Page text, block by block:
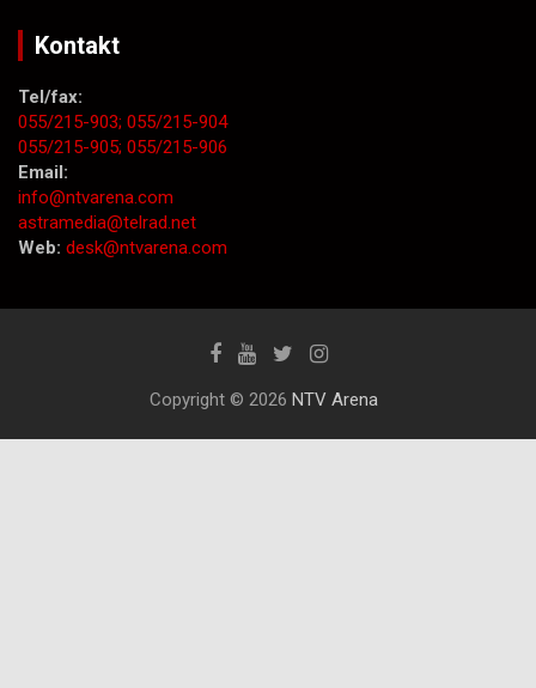
Kontakt
Tel/fax:
055/215-903; 055/215-904
055/215-905; 055/215-906
Email:
info@ntvarena.com
astramedia@telrad.net
Web: desk@ntvarena.com
Copyright © 2026 NTV Arena